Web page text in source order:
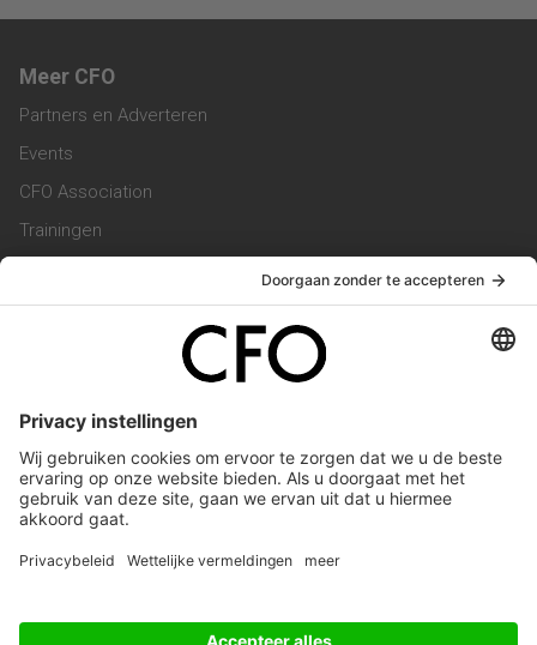
Meer CFO
Partners en Adverteren
Events
CFO Association
Trainingen
Vacatures
Service & Contact
Werken bij ons
Privacy Statement
Algemene Voorwaarden